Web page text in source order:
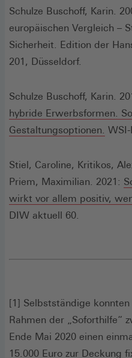
einem
neuen
Fenster)
Schulze Buschoff, Karin.
europäischen Vergleich –
Sicherheit. Edition der
201, Düsseldorf.
Schulze Buschoff, Karin.
hybride Erwerbsformen.
Gestaltungsoptionen.
einem
neuen
WSI-
Stiel, Caroline, Kritikos,
Priem, Maximilian. 2021:
wirkt vor allem positiv,
DIW aktuell 60.
[1] Selbstständige
Rahmen der „Soforthilfe“
Ende Mai 2020 einen
15.000 Euro zur Deckung